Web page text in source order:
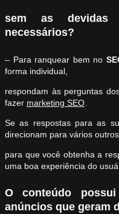
sem as devidas
necessários?
– Para ranquear bem no
forma individual,
respondam às perguntas
fazer marketing SEO
Se as respostas para as
direcionam para vários
para que você obtenha a
uma boa experiência do
O conteúdo
anúncios que geram